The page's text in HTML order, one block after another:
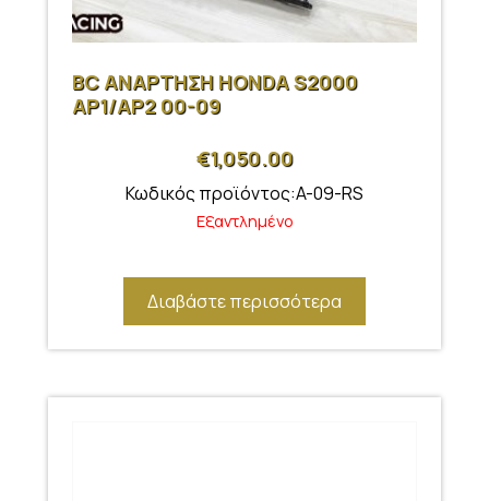
BC ΑΝΑΡΤΗΣΗ HONDA S2000
AP1/AP2 00-09
€1,050.00
Κωδικός προϊόντος:A-09-RS
Εξαντλημένο
Διαβάστε περισσότερα